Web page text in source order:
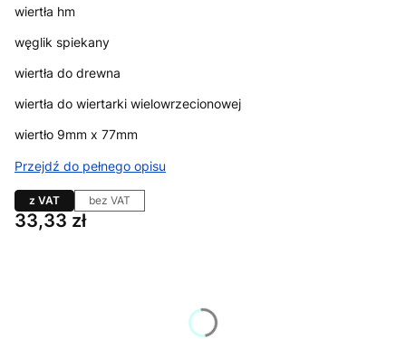
wiertła hm
węglik spiekany
wiertła do drewna
wiertła do wiertarki wielowrzecionowej
wiertło 9mm x 77mm
Przejdź do pełnego opisu
z VAT bez VAT
Cena
33,33 zł